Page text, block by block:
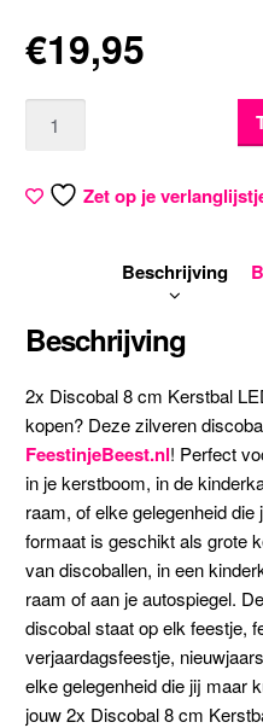
€19,95
Zet op je
Beschrijving
Beschrijving
2x Discobal 8 cm Kerstbal
kopen? Deze zilveren
FeestinjeBeest.nl! Perfect
in je kerstboom, in de
raam, of elke gelegenheid
formaat is geschikt als grote
van discoballen, in een
raam of aan je autospiegel.
discobal staat op elk feestje,
verjaardagsfeestje,
elke gelegenheid die jij maar
jouw 2x Discobal 8 cm